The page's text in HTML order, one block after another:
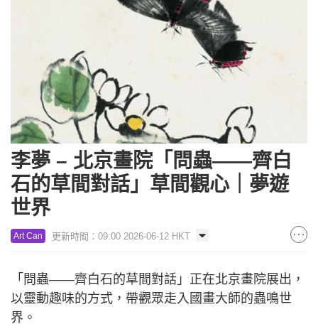
李夢 – 北京畫院「問蟲——齊白
石的草間對話」草間觀心｜夢遊
世界
Art Can 更新時間：09:00 2026-06-12 HKT
「問蟲——齊白石的草間對話」正在北京畫院展出，
以靈動趣味的方式，帶觀眾走入國畫大師的蟲鳴世
界。